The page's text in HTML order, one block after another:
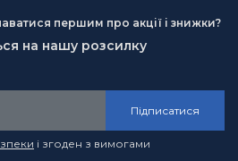
першим про акції і знижки?
на нашу розсилку
Підписатися
і згоден з вимогами